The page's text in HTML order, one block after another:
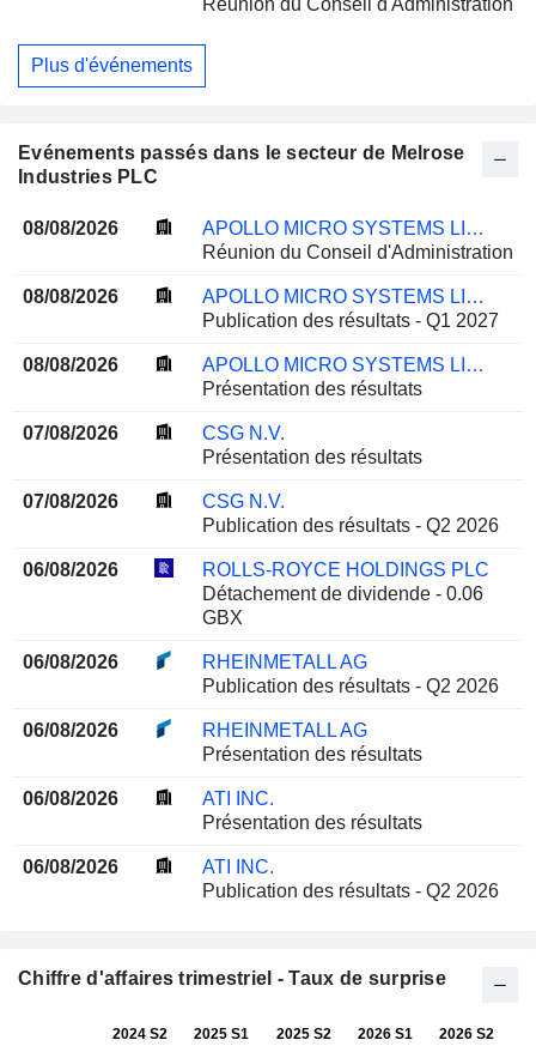
Réunion du Conseil d'Administration
Plus d'événements
Evénements passés dans le secteur de Melrose
Industries PLC
08/08/2026
APOLLO MICRO SYSTEMS LIMITED
Réunion du Conseil d'Administration
08/08/2026
APOLLO MICRO SYSTEMS LIMITED
Publication des résultats - Q1 2027
08/08/2026
APOLLO MICRO SYSTEMS LIMITED
Présentation des résultats
07/08/2026
CSG N.V.
Présentation des résultats
07/08/2026
CSG N.V.
Publication des résultats - Q2 2026
06/08/2026
ROLLS-ROYCE HOLDINGS PLC
Détachement de dividende - 0.06
GBX
06/08/2026
RHEINMETALL AG
Publication des résultats - Q2 2026
06/08/2026
RHEINMETALL AG
Présentation des résultats
06/08/2026
ATI INC.
Présentation des résultats
06/08/2026
ATI INC.
Publication des résultats - Q2 2026
Chiffre d'affaires trimestriel - Taux de surprise